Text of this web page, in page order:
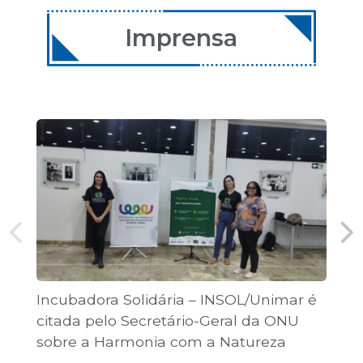
12 de dezembro de 2026
Imprensa
Incubadora Solidária – INSOL/Unimar é
citada pelo Secretário-Geral da ONU
sobre a Harmonia com a Natureza